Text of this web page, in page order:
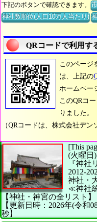
下記のボタンで確認できます。
神社数順位(人口10万人当たり)
QRコードで利用す
このページ
は、上記の
ホームペー
このQRコー
りました。
（QRコードは、株式会社デン
[This
(火曜日
『神社
2012-
神社・
≪神社
【神社・神宮の全リスト】
【更新日時：2026年(令和
秒】